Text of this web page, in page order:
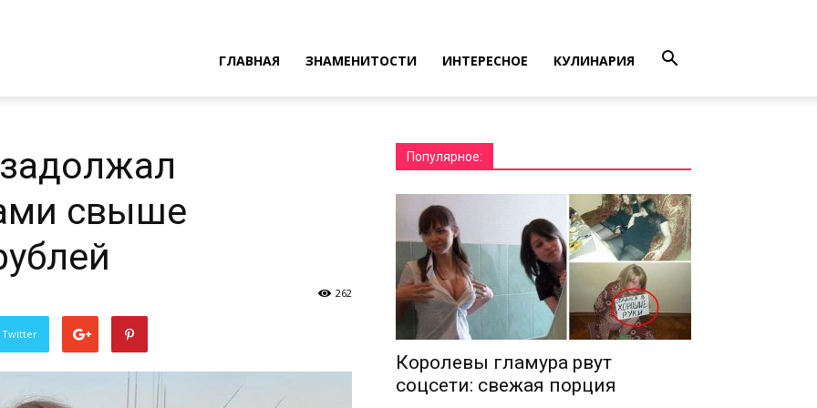
ГЛАВНАЯ ЗНАМЕНИТОСТИ ИНТЕРЕСНОЕ КУЛИНАРИЯ
свыше
262
Twitter
Популярное:
Королевы гламура рвут
соцсети: свежая порция